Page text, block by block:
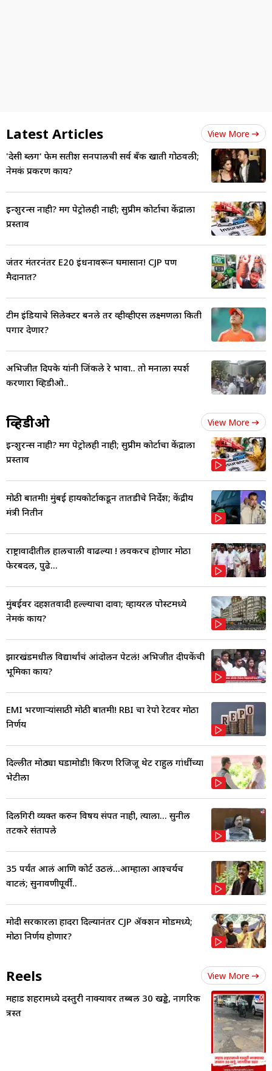
Latest Articles View More
'देसी ब्लिंग' फेम सतीश सनपालची सर्व बँक खाती गोठवली;
नेमकं प्रकरण काय?
इन्शुरन्स नाही? मग पेट्रोलही नाही; सुप्रीम कोर्टाचा केंद्राला
प्रस्ताव
जंतर मंतरनंतर E20 इंधनावरून घमासान! CJP पण
मैदानात?
टीम इंडियाचे सिलेक्टर बनले तर व्हीव्हीएस लक्ष्मणला किती
पगार देणार?
अभिजीत दिपके यांनी जिंकले रे भावा.. तो मनाला स्पर्श
करणारा व्हिडीओ..
व्हिडीओ View More
इन्शुरन्स नाही? मग पेट्रोलही नाही; सुप्रीम कोर्टाचा केंद्राला
प्रस्ताव
मोठी बातमी! मुंबई हायकोर्टाकडून तातडीचे निर्देश; केंद्रीय
मंत्री नितीन
राष्ट्रावादीतील हालचाली वाढल्या ! लवकरच होणार मोठा
फेरबदल, पुढे...
मुंबईवर दहशतवादी हल्ल्याचा दावा; व्हायरल पोस्टमध्ये
नेमकं काय?
झारखंडमधील विद्यार्थांचं आंदोलन पेटलं! अभिजीत दीपकेंची
भूमिका काय?
EMI भरणाऱ्यांसाठी मोठी बातमी! RBI चा रेपो रेटवर मोठा
निर्णय
दिल्लीत मोठ्या घडामोडी! किरण रिजिजू थेट राहुल गांधींच्या
भेटीला
दिलगिरी व्यक्त करुन विषय संपत नाही, त्याला... सुनील
तटकरे संतापले
35 पर्यंत आलं आणि कोर्ट उठलं...आम्हाला आश्चर्यच
वाटलं; सुनावणीपूर्वी..
मोदी सरकारला हादरा दिल्यानंतर CJP ॲक्शन मोडमध्ये;
मोठा निर्णय होणार?
Reels View More
महाड शहरामध्ये दस्तुरी नाक्यावर तब्बल 30 खड्डे, नागरिक
त्रस्त